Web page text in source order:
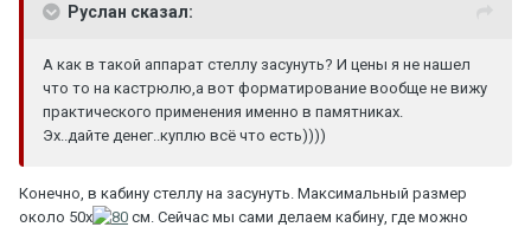
Руслан сказал:
А как в такой аппарат стеллу засунуть? И цены я не нашел
что то на кастрюлю,а вот форматирование вообще не вижу
практического применения именно в памятниках.
Эх..дайте денег..куплю всё что есть))))
Конечно, в кабину стеллу на засунуть. Максимальный размер
около 50х
см. Сейчас мы сами делаем кабину, где можно